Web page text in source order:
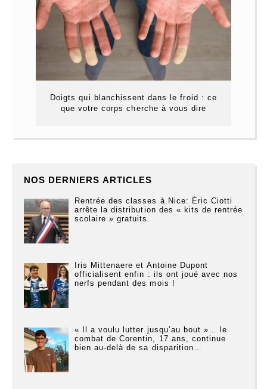
Doigts qui blanchissent dans le froid : ce
que votre corps cherche à vous dire
NOS DERNIERS ARTICLES
Rentrée des classes à Nice: Éric Ciotti
arrête la distribution des « kits de rentrée
scolaire » gratuits
Iris Mittenaere et Antoine Dupont
officialisent enfin : ils ont joué avec nos
nerfs pendant des mois !
« Il a voulu lutter jusqu’au bout »… le
combat de Corentin, 17 ans, continue
bien au-delà de sa disparition…